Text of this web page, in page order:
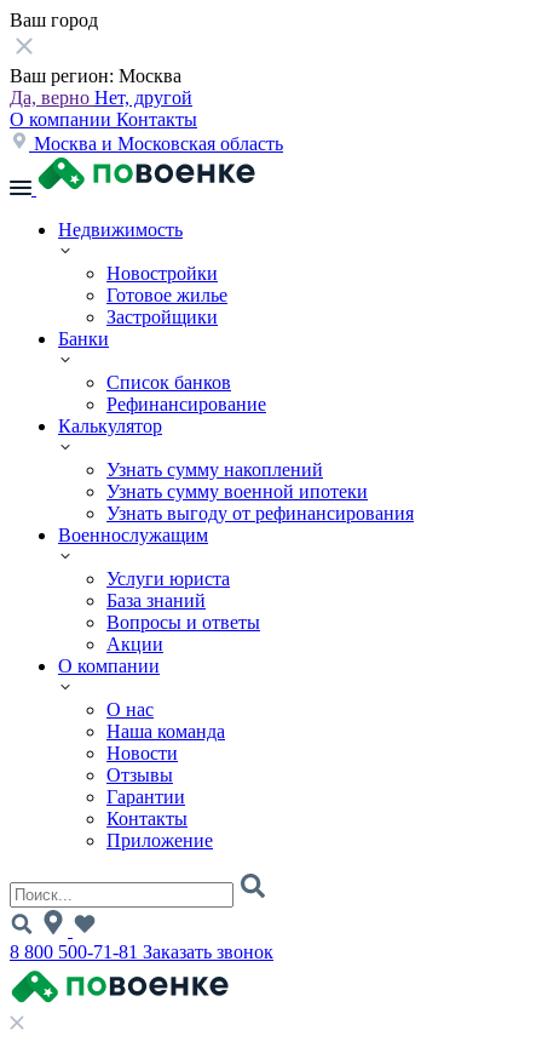
Ваш город
Ваш регион: Москва
Да, верно Нет, другой
О компании Контакты
Москва и Московская область
Недвижимость
Новостройки
Готовое жилье
Застройщики
Банки
Список банков
Рефинансирование
Калькулятор
Узнать сумму накоплений
Узнать сумму военной ипотеки
Узнать выгоду от рефинансирования
Военнослужащим
Услуги юриста
База знаний
Вопросы и ответы
Акции
О компании
О нас
Наша команда
Новости
Отзывы
Гарантии
Контакты
Приложение
8 800 500-71-81 Заказать звонок